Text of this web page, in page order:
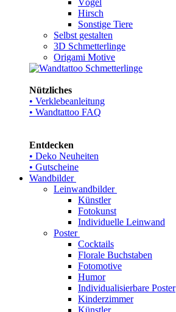
Vögel
Hirsch
Sonstige Tiere
Selbst gestalten
3D Schmetterlinge
Origami Motive
Nützliches
• Verklebeanleitung
• Wandtattoo FAQ
Entdecken
• Deko Neuheiten
• Gutscheine
Wandbilder
Leinwandbilder
Künstler
Fotokunst
Individuelle Leinwand
Poster
Cocktails
Florale Buchstaben
Fotomotive
Humor
Individualisierbare Poster
Kinderzimmer
Künstler